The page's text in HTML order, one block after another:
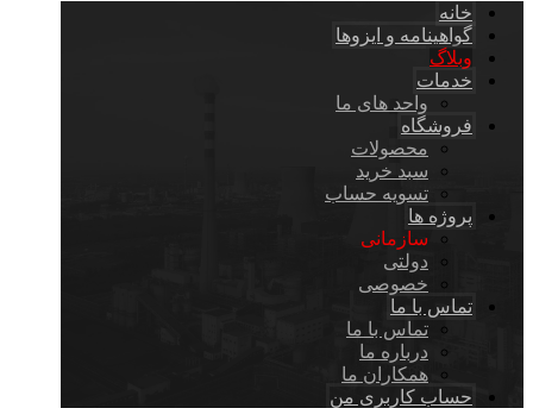
خانه
گواهینامه و ایزوها
وبلاگ
خدمات
واحد های ما
فروشگاه
محصولات
سبد خرید
تسویه حساب
پروژه ها
سازمانی
دولتی
خصوصی
تماس با ما
تماس با ما
درباره ما
همکاران ما
حساب کاربری من